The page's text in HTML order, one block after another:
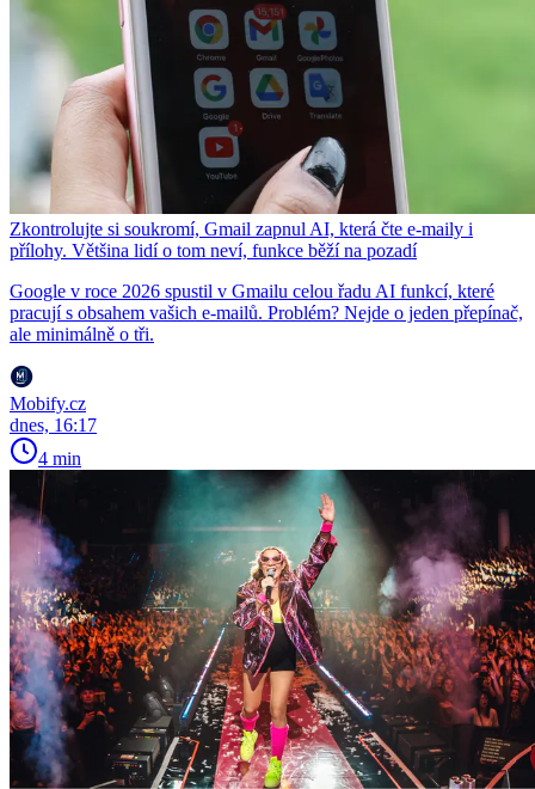
Zkontrolujte si soukromí, Gmail zapnul AI, která čte e-maily i
přílohy. Většina lidí o tom neví, funkce běží na pozadí
Google v roce 2026 spustil v Gmailu celou řadu AI funkcí, které
pracují s obsahem vašich e-mailů. Problém? Nejde o jeden přepínač,
ale minimálně o tři.
Mobify.cz
dnes, 16:17
4 min